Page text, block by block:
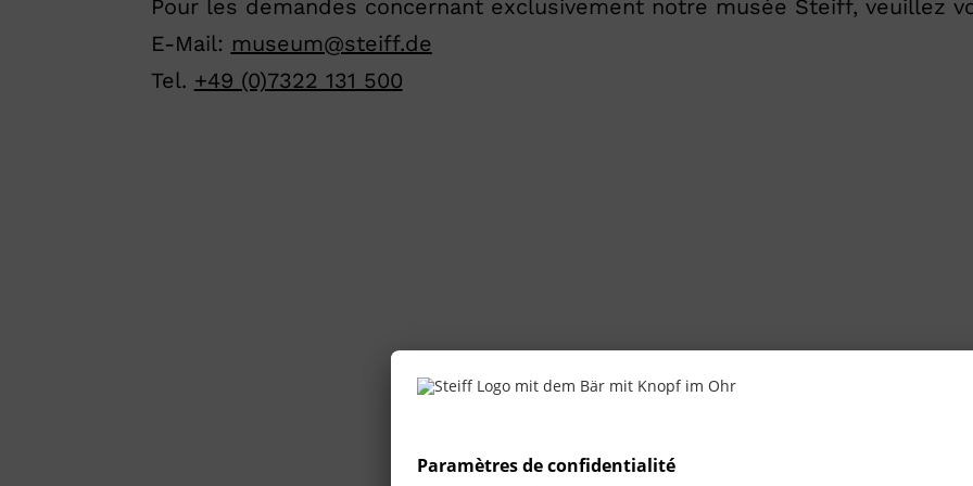
Pour les demandes concernant exclusivement notre musée Steiff, veuillez
E-Mail: museum@steiff.de
Tel. +49 (0)7322 131 500